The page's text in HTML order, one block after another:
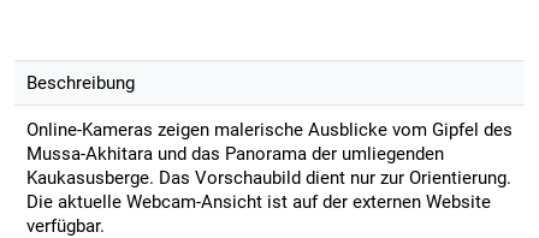
Beschreibung
Online-Kameras zeigen malerische Ausblicke vom Gipfel des
Mussa-Akhitara und das Panorama der umliegenden
Kaukasusberge. Das Vorschaubild dient nur zur Orientierung.
Die aktuelle Webcam-Ansicht ist auf der externen Website
verfügbar.